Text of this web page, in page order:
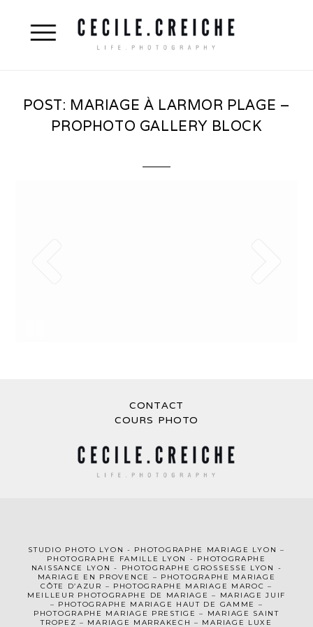
POST: MARIAGE À LARMOR PLAGE –
PROPHOTO GALLERY BLOCK
CONTACT
COURS PHOTO
STUDIO PHOTO LYON - PHOTOGRAPHE MA RIAGE LYON –
PHOTOGRAPHE FAMILLE LYON
- PHOTOGRAPHE
NAISSANCE LYON - PHOTOGRAPHE GROSSESSE LYON
-
MARIAGE EN PROVENCE
– PHOTOGRAPHE MARIAGE
CÔTE D’AZUR – PHOTOGRAPHE MARIAGE MAROC –
MEILLEUR PHOTOGRAPHE DE MARIAGE – MARIAGE JUIF
– PHOTOGRAPHE MARIAGE HAUT DE GAMME
–
PHOTOGRAPHE MARIAGE PRESTIGE – MARIAGE SAINT
TROPEZ – MARIAGE MARRAKECH – MARIAGE LUXE